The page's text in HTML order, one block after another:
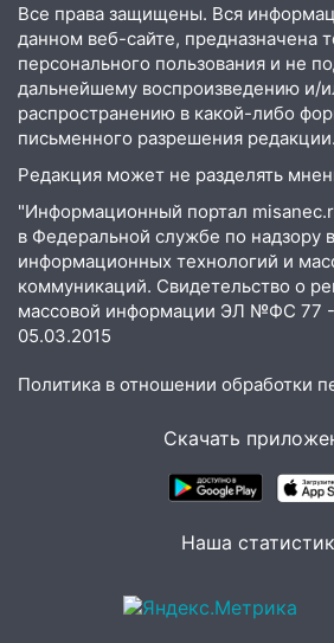
шторма
13:49 Стихия продолжает
Ульяновск: дерево
Орджоникидзе
13:47
ветром вырвало дерево с
13:46 Сильный ветер
СТО на проспекте
13:35
Непогода
транспорту: в Ульяновске
13:22
Упавшие деревья
дороги в Ульяновске: фото
Непогода в
закончится сегодня:
житель Вешкаймского
знакомого 191 тысячу
Все права защищены. Вся
данном веб-сайте, предназначена
персонального пользования и не
дальнейшему воспроизведению и/
распространению в какой-либо
письменного разрешения редакции.
Редакция может не разделять
"Информационный портал
в Федеральной службе по надзору
информационных технологий и
коммуникаций. Свидетельство о
массовой информации ЭЛ №ФС 77 -
05.03.2015
Политика в отношении обработки
Скачать
Наша